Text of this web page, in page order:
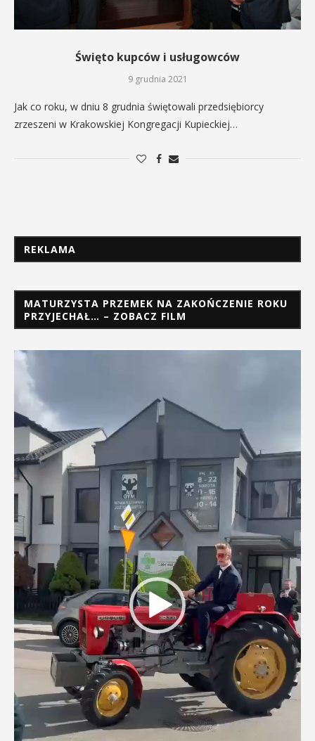
Święto kupców i usługowców
9 grudnia 2021
Jak co roku, w dniu 8 grudnia świętowali przedsiębiorcy
zrzeszeni w Krakowskiej Kongregacji Kupieckiej…
REKLAMA
MATURZYSTA PRZEMEK NA ZAKOŃCZENIE ROKU
PRZYJECHAŁ… – ZOBACZ FILM
Odtwarzacz